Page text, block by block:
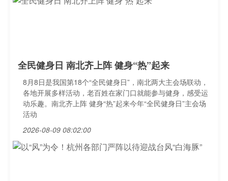
全民健身日 南北齐上阵 健身“热”起来
8月8日是我国第18个“全民健身日”，南北两大主会场联动，
各地开展多样活动，老百姓在家门口就能参与健身，感受运
动乐趣。南北齐上阵 健身“热”起来今年“全民健身日”主会场
活动
2026-08-09 08:02:00